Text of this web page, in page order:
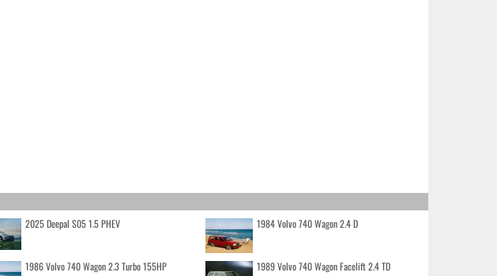
2025 Deepal S05 1.5 PHEV 1984 Volvo 740 Wagon 2.4 D
1986 Volvo 740 Wagon 2.3 Turbo 155HP 1989 Volvo 740 Wagon Facelift 2.4 TD